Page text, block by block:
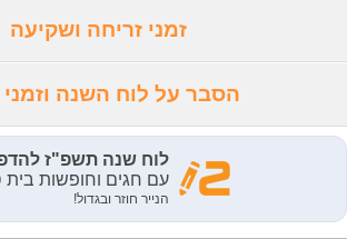
זמני זריחה ושקיעה
הסבר על לוח השנה וזמני